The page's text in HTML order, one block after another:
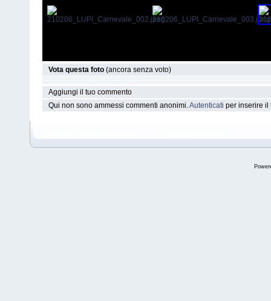
Vota questa foto (ancora senza voto)
Aggiungi il tuo commento
Qui non sono ammessi commenti anonimi.Autenticati per inserire il